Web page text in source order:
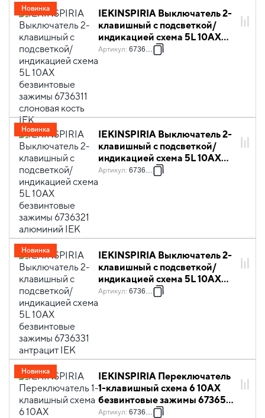
IEKINSPIRIA Выключатель 2-
клавишный с подсветкой/
индикацией схема 5L 10АХ
безвинтовые зажимы 6736311
Артикул: 6736311
Новинка
IEKINSPIRIA Выключатель 2-
клавишный с подсветкой/
индикацией схема 5L 10АХ
безвинтовые зажимы 6736321
Артикул: 6736321
Новинка
IEKINSPIRIA Выключатель 2-
клавишный с подсветкой/
индикацией схема 5L 10АХ
безвинтовые зажимы 6736331
Артикул: 6736331
Новинка
IEKINSPIRIA Переключатель
1-клавишный схема 6 10АХ
безвинтовые зажимы 6736501
белый IEK
Артикул: 6736501
Новинка